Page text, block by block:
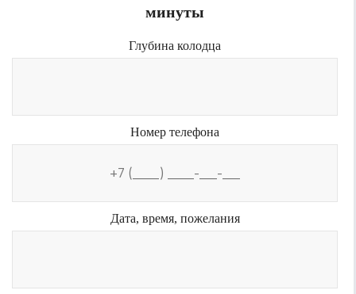
минуты
Глубина колодца
Номер телефона
Дата, время, пожелания